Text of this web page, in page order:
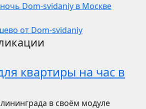
Dom-svidaniy в Москве
от Dom-svidaniy
квартиры на час в
в своём модуле